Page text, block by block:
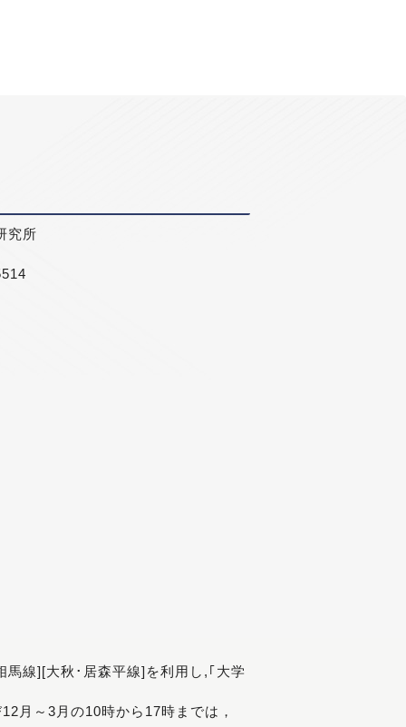
究所
線][大秋･居森平線]を利用し,｢大学
月～3月の10時から17時までは，